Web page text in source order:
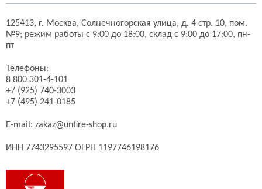
125413, г. Москва, Солнечногорская улица, д. 4 стр. 10, пом.
№9; режим работы с 9:00 до 18:00, склад с 9:00 до 17:00, пн-
пт
Телефоны:
8 800 301-4-101
+7 (925) 740-3003
+7 (495) 241-0185
E-mail: zakaz@unfire-shop.ru
ИНН 7743295597 ОГРН 1197746198176